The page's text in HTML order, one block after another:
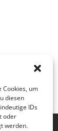
Cookies, um
diesen
IDs
oder
werden.